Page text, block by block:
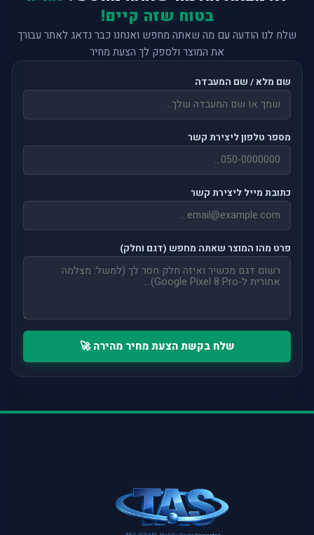
בטוח שזה קיים!
שלח לנו הודעה עם מה שאתה מחפש ואנחנו כבר נדאג לאתר עבורך
את המוצר ולספק לך הצעת מחיר
שם מלא / שם המעבדה
מספר טלפון ליצירת קשר
כתובת מייל ליצירת קשר
פרט מהו המוצר שאתה מחפש (דגם וחלק)
שלח בקשת הצעת מחיר מהירה 🚀